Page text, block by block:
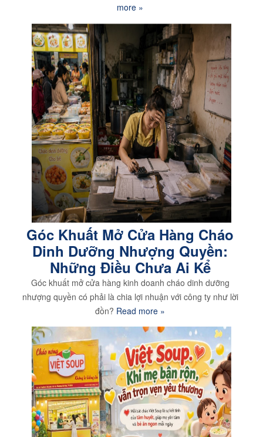
more »
Góc Khuất Mở Cửa Hàng Cháo
Dinh Dưỡng Nhượng Quyền:
Những Điều Chưa Ai Kể
Góc khuất mở cửa hàng kinh doanh cháo dinh dưỡng
nhượng quyền có phải là chia lợi nhuận với công ty như lời
đồn? Read more »